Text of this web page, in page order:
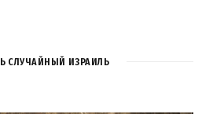
СЛУЧАЙНЫЙ ИЗРАИЛЬ